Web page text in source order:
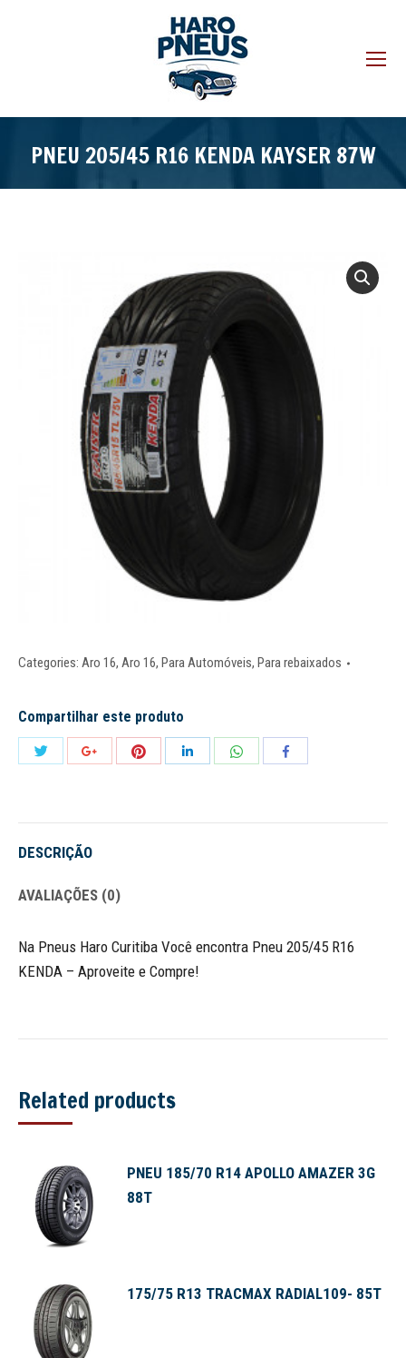
PNEU 205/45 R16 KENDA KAYSER 87W
Categories: Aro 16, Aro 16, Para Automóveis, Para rebaixados
Compartilhar este produto
Share
Share
Share
Share
Share
DESCRIÇÃO
AVALIAÇÕES (0)
Na Pneus Haro Curitiba Você encontra Pneu 205/45 R16
KENDA – Aproveite e Compre!
Related products
PNEU 185/70 R14 APOLLO AMAZER 3G
88T
175/75 R13 TRACMAX RADIAL109- 85T